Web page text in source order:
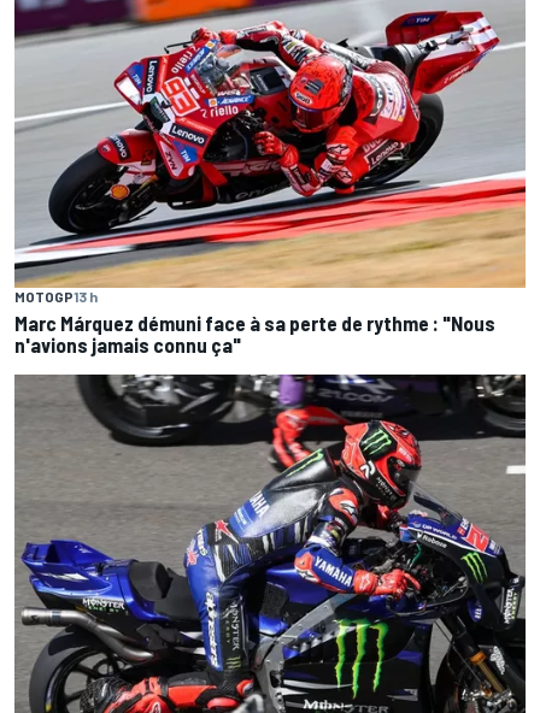
MOTOGP13 h
Marc Márquez démuni face à sa perte de rythme : "Nous
n'avions jamais connu ça"